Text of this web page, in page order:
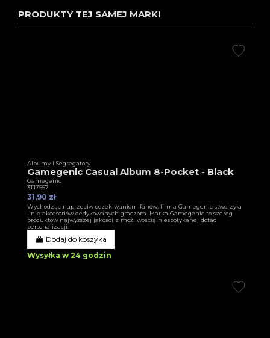
PRODUKTY TEJ SAMEJ MARKI
Albumy i Segregatory
Gamegenic Casual Album 8-Pocket - Black
Gamegenic
3T17557
31,90 zł
Wychodząc naprzeciw oczekiwaniom fanów, firma Gamegenic stworzyła
linię akcesoriów dedykowanych graczom. Marka Gamegenic to szereg
produktów najwyższej jakości z możliwością niespotykanej dotąd
personalizacji.
Dodaj do koszyka
Wysyłka w 24 godzin